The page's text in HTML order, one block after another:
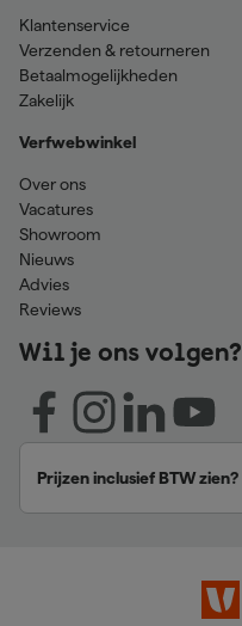
Klantenservice
Verzenden & retourneren
Betaalmogelijkheden
Zakelijk
Verfwebwinkel
Over ons
Vacatures
Showroom
Nieuws
Advies
Reviews
Wil je ons volgen?
Prijzen inclusief BTW zien?